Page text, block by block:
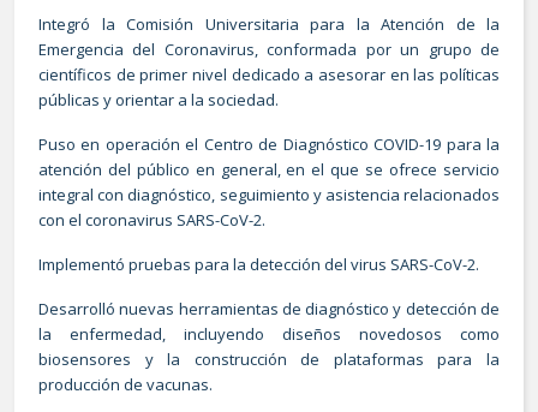
Integró la Comisión Universitaria para la Atención de la
Emergencia del Coronavirus, conformada por un grupo de
científicos de primer nivel dedicado a asesorar en las políticas
públicas y orientar a la sociedad.
Puso en operación el Centro de Diagnóstico COVID-19 para la
atención del público en general, en el que se ofrece servicio
integral con diagnóstico, seguimiento y asistencia relacionados
con el coronavirus SARS-CoV-2.
Implementó pruebas para la detección del virus SARS-CoV-2.
Desarrolló nuevas herramientas de diagnóstico y detección de
la enfermedad, incluyendo diseños novedosos como
biosensores y la construcción de plataformas para la
producción de vacunas.